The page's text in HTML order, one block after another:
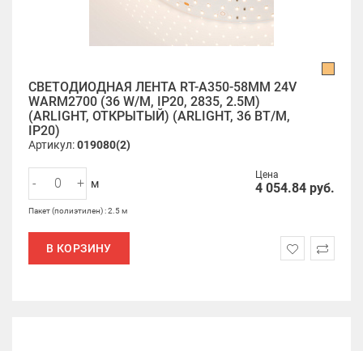
СВЕТОДИОДНАЯ ЛЕНТА RT-A350-58MM 24V
WARM2700 (36 W/M, IP20, 2835, 2.5M)
(ARLIGHT, ОТКРЫТЫЙ) (ARLIGHT, 36 ВТ/М,
IP20)
Артикул:019080(2)
Цена
4 054.84 руб.
- + м
Пакет (полиэтилен) : 2.5 м
В КОРЗИНУ